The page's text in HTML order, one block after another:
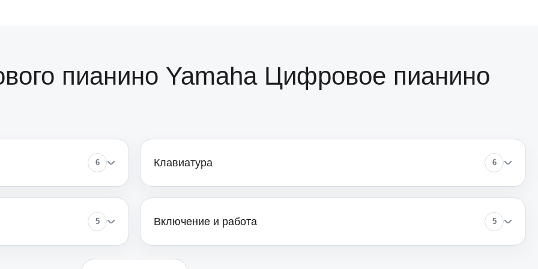
от 40
от 110
от 70
пианино Yamaha Цифровое пианино
6 Клавиатура 6
5 Включение и работа 5